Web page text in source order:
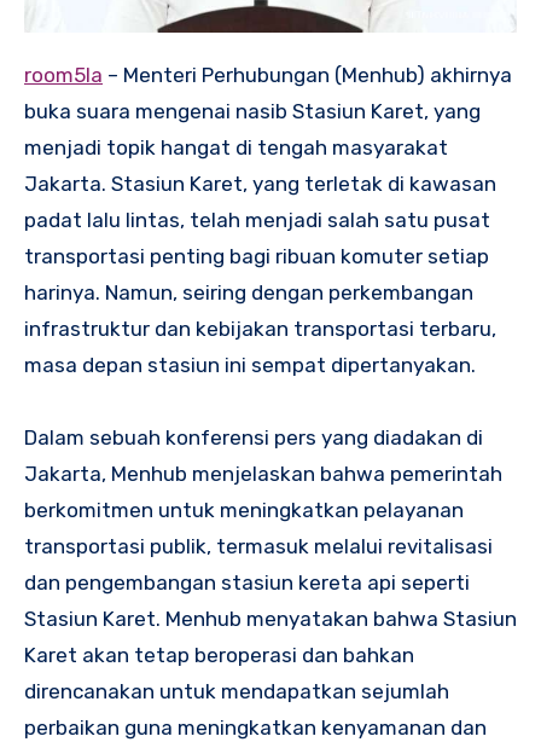
room5la – Menteri Perhubungan (Menhub) akhirnya
buka suara mengenai nasib Stasiun Karet, yang
menjadi topik hangat di tengah masyarakat
Jakarta. Stasiun Karet, yang terletak di kawasan
padat lalu lintas, telah menjadi salah satu pusat
transportasi penting bagi ribuan komuter setiap
harinya. Namun, seiring dengan perkembangan
infrastruktur dan kebijakan transportasi terbaru,
masa depan stasiun ini sempat dipertanyakan.
Dalam sebuah konferensi pers yang diadakan di
Jakarta, Menhub menjelaskan bahwa pemerintah
berkomitmen untuk meningkatkan pelayanan
transportasi publik, termasuk melalui revitalisasi
dan pengembangan stasiun kereta api seperti
Stasiun Karet. Menhub menyatakan bahwa Stasiun
Karet akan tetap beroperasi dan bahkan
direncanakan untuk mendapatkan sejumlah
perbaikan guna meningkatkan kenyamanan dan